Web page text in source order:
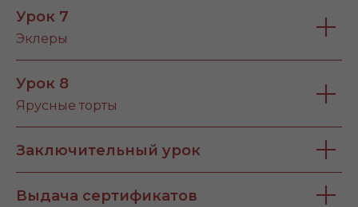
Урок 7
Эклеры
Урок 8
Ярусные торты
Заключительный урок
Выдача сертификатов